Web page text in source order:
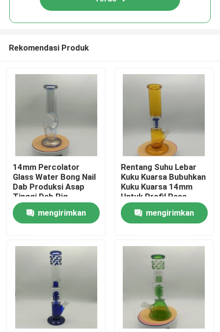
Tentang kita
Wisata pabrik
Rekomendasi Produk
14mm Percolator
Glass Water Bong Nail
Dab Produksi Asap
Tinggi Dab Rig
Bubbler Untuk Retensi
Rasa
mengirimkan
Rentang Suhu Lebar
Kuku Kuarsa Bubuhkan
Kuku Kuarsa 14mm
Untuk Profil Rasa
Bersih
mengirimkan